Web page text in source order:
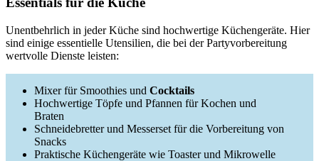
Unentbehrlich in jeder Küche sind hochwertige Küchengeräte. Hier
sind einige essentielle Utensilien, die bei der Partyvorbereitung
wertvolle Dienste leisten:
Mixer für Smoothies und Cocktails
Hochwertige Töpfe und Pfannen für Kochen und
Braten
Schneidebretter und Messerset für die Vorbereitung von
Snacks
Praktische Küchengeräte wie Toaster und Mikrowelle